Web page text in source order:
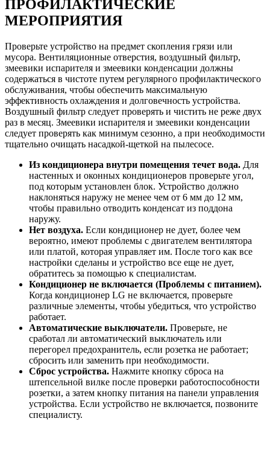
ПРОФИЛАКТИЧЕСКИЕ
МЕРОПРИЯТИЯ
Проверьте устройство на предмет скопления грязи или
мусора. Вентиляционные отверстия, воздушный фильтр,
змеевики испарителя и змеевики конденсации должны
содержаться в чистоте путем регулярного профилактического
обслуживания, чтобы обеспечить максимальную
эффективность охлаждения и долговечность устройства.
Воздушный фильтр следует проверять и чистить не реже двух
раз в месяц. Змеевики испарителя и змеевики конденсации
следует проверять как минимум сезонно, а при необходимости
тщательно очищать насадкой-щеткой на пылесосе.
Из кондиционера внутри помещения течет вода. Для
настенных и оконных кондиционеров проверьте угол,
под которым установлен блок. Устройство должно
наклоняться наружу не менее чем от 6 мм до 12 мм,
чтобы правильно отводить конденсат из поддона
наружу.
Нет воздуха. Если кондиционер не дует, более чем
вероятно, имеют проблемы с двигателем вентилятора
или платой, которая управляет им. После того как все
настройки сделаны и устройство все еще не дует,
обратитесь за помощью к специалистам.
Кондиционер не включается (Проблемы с питанием).
Когда кондиционер LG не включается, проверьте
различные элементы, чтобы убедиться, что устройство
работает.
Автоматические выключатели. Проверьте, не
сработал ли автоматический выключатель или
перегорел предохранитель, если розетка не работает;
сбросить или заменить при необходимости.
Сброс устройства. Нажмите кнопку сброса на
штепсельной вилке после проверки работоспособности
розетки, а затем кнопку питания на панели управления
устройства. Если устройство не включается, позвоните
специалисту.